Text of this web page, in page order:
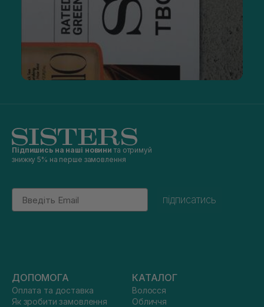
Підпишись на наші новини та отримуй
знижку 5% на перше замовлення
Email
підписатись
ДОПОМОГА
Оплата та доставка
Як зробити замовлення
КАТАЛОГ
Волосся
Обличчя